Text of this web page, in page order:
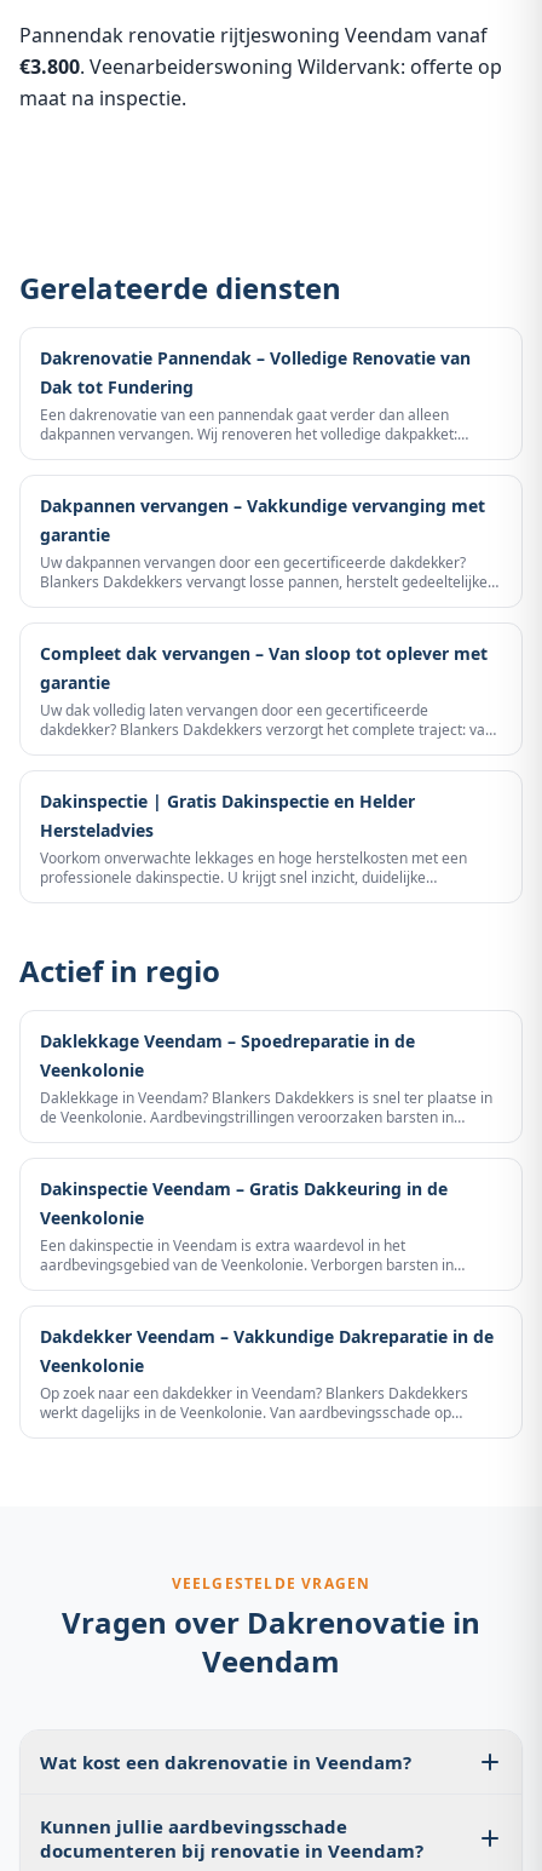
Pannendak renovatie rijtjeswoning Veendam vanaf
€3.800. Veenarbeiderswoning Wildervank: offerte op
maat na inspectie.
Gerelateerde diensten
Dakrenovatie Pannendak – Volledige Renovatie van
Dak tot Fundering
Een dakrenovatie van een pannendak gaat verder dan alleen
dakpannen vervangen. Wij renoveren het volledige dakpakket:
tientallen jaren meegaat. Transparant geprijsd, met garantie.
Dakpannen vervangen – Vakkundige vervanging met
garantie
Uw dakpannen vervangen door een gecertificeerde dakdekker?
Blankers Dakdekkers vervangt losse pannen, herstelt gedeeltelijke
geprijsd en met garantie.
Compleet dak vervangen – Van sloop tot oplever met
garantie
Uw dak volledig laten vervangen door een gecertificeerde
dakdekker? Blankers Dakdekkers verzorgt het complete traject: van
eindresultaat.
Dakinspectie | Gratis Dakinspectie en Helder
Hersteladvies
Voorkom onverwachte lekkages en hoge herstelkosten met een
professionele dakinspectie. U krijgt snel inzicht, duidelijke
Actief in regio
Daklekkage Veendam – Spoedreparatie in de
Veenkolonie
Daklekkage in Veendam? Blankers Dakdekkers is snel ter plaatse in
de Veenkolonie. Aardbevingstrillingen veroorzaken barsten in
veenarbeiderswoning hebben verouderd loodwerk. Wij lokaliseren
Dakinspectie Veendam – Gratis Dakkeuring in de
Veenkolonie
Een dakinspectie in Veendam is extra waardevol in het
aardbevingsgebied van de Veenkolonie. Verborgen barsten in
detecteren maar veroorzaken structurele lekkage. Blankers
voor IMG-schadeclaims. Gratis bij offerte-aanvraag.
Dakdekker Veendam – Vakkundige Dakreparatie in de
Veenkolonie
Op zoek naar een dakdekker in Veendam? Blankers Dakdekkers
werkt dagelijks in de Veenkolonie. Van aardbevingsschade op
VEELGESTELDE VRAGEN
Vragen over Dakrenovatie in
Veendam
Wat kost een dakrenovatie in Veendam?
vanaf €3.800. Veenarbeiderswoning in Wildervank
vragen soms iets meer door historische profielen. Altijd
Kunnen jullie aardbevingsschade
documenteren bij renovatie in Veendam?